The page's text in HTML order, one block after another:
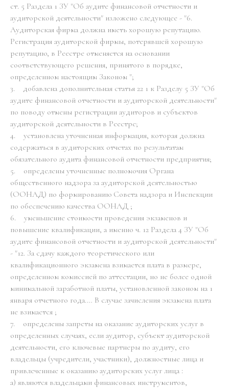
ст. 5 Раздела 1 ЗУ "Об аудите финансовой отчетности и
аудиторской деятельности" изложено следующее - "6.
Аудиторская фирма должна иметь хорошую репутацию.
Регистрация аудиторской фирмы, потерявшей хорошую
репутацию, в Реестре отменяется на основании
соответствующего решения, принятого в порядке,
определенном настоящим Законом ";
3. добавлена дополнительная статья 22 1 к Разделу 5 ЗУ "Об
аудите финансовой отчетности и аудиторской деятельности"
по поводу отмены регистрации аудиторов и субъектов
аудиторской деятельности в Реестре;
4. установлена уточненная информация, которая должна
содержаться в аудиторских отчетах по результатам
обязательного аудита финансовой отчетности предприятия;
5. определены уточненные полномочия Органа
общественного надзора за аудиторской деятельностью
(ООНАД) по формированию Совета надзора и Инспекции
по обеспечению качества ООНАД ;
6. уменьшение стоимости проведения экзаменов и
повышение квалификации, а именно ч. 12 Раздела 4 ЗУ "Об
аудите финансовой отчетности и аудиторской деятельности"
- "12. За сдачу каждого теоретического или
квалификационного экзамена взимается плата в размере,
определенном комиссией по аттестации, но не более одной
минимальной заработной платы, установленной законом на 1
января отчетного года.… В случае зачисления экзамена плата
не взимается ;
7. определены запреты на оказание аудиторских услуг в
определенных случаях, если аудитор, субъект аудиторской
деятельности, его ключевые партнеры по аудиту, его
владельцы (учредители, участники), должностные лица и
привлеченные к оказанию аудиторских услуг лица :
а) являются владельцами финансовых инструментов,